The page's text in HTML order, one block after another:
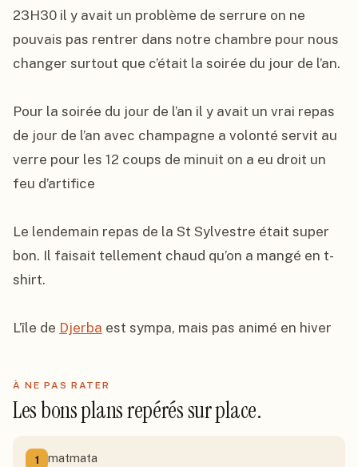
23H30 il y avait un problème de serrure on ne
pouvais pas rentrer dans notre chambre pour nous
changer surtout que c’était la soirée du jour de l’an.
Pour la soirée du jour de l’an il y avait un vrai repas
de jour de l’an avec champagne a volonté servit au
verre pour les 12 coups de minuit on a eu droit un
feu d’artifice
Le lendemain repas de la St Sylvestre était super
bon. Il faisait tellement chaud qu’on a mangé en t-
shirt.
L’île de Djerba est sympa, mais pas animé en hiver
À NE PAS RATER
Les bons plans repérés sur place.
1 matmata